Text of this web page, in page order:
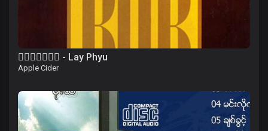
၀ိေရာဓိ - Lay Phyu
Apple Cider